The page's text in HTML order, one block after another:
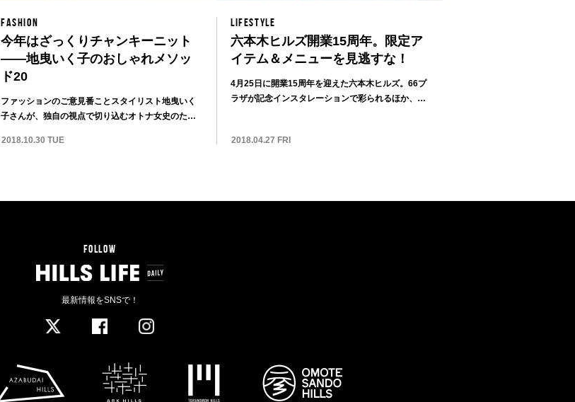
FASHION
今年はざっくりチャンキーニット
——地曳いく子のおしゃれメソッ
ド20
ファッションのご意見番ことスタイリスト地曳いく
子さんが、独自の視点で切り込むオトナ女史のため
2018.10.30 TUE
LIFESTYLE
六本木ヒルズ開業15周年。限定ア
イテム＆メニューを見逃すな！
4月25日に開業15周年を迎えた六本木ヒルズ。66プ
ラザが記念インスタレーションで彩られるほか、5
2018.04.27 FRI
FOLLOW
最新情報をSNSで！